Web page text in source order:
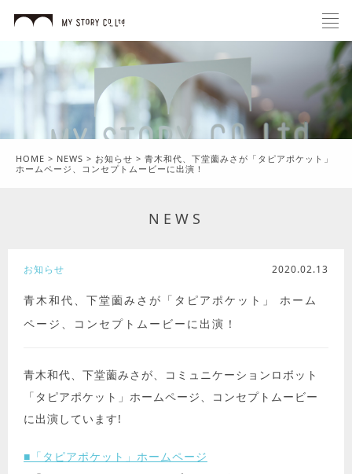
HOME > NEWS > お知らせ > 青木和代、下堂薗みさが「タピアポケット」
ホームページ、コンセプトムービーに出演！
NEWS
青木和代、下堂薗みさが「タピアポケット」 ホーム
ページ、コンセプトムービーに出演！
お知らせ 2020.02.13
青木和代、下堂薗みさが、コミュニケーションロボット
「タピアポケット」ホームページ、コンセプトムービー
に出演しています!
■「タピアポケット」ホームページ